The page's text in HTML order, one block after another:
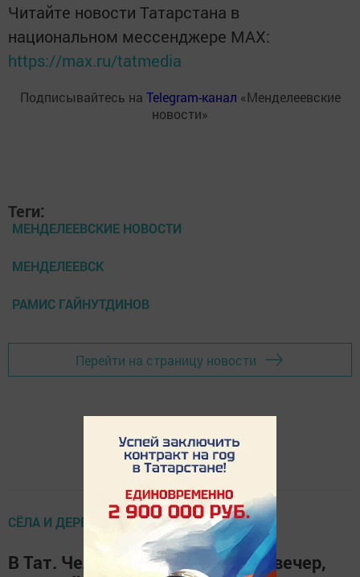
Читайте новости Татарстана в
национальном мессенджере MАХ:
https://max.ru/tatmedia
Подписывайтесь на Telegram-канал «Менделеевские
новости»
Теги:
МЕНДЕЛЕЕВСКИЕ НОВОСТИ
МЕНДЕЛЕЕВСК
РАМИС ГАЙНУТДИНОВ
Перейти на страницу новости
СЁЛА И ДЕРЕВНИ РАЙОНА
В Тат. Челнинском СДК прошёл вечер,